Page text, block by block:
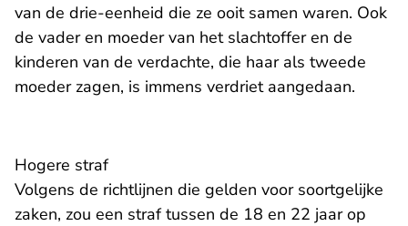
van de drie-eenheid die ze ooit samen waren. Ook
de vader en moeder van het slachtoffer en de
kinderen van de verdachte, die haar als tweede
moeder zagen, is immens verdriet aangedaan.
Hogere straf
Volgens de richtlijnen die gelden voor soortgelijke
zaken, zou een straf tussen de 18 en 22 jaar op